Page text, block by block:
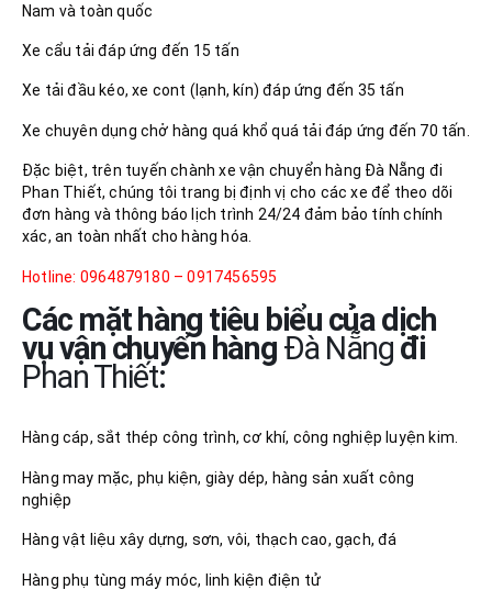
Nam và toàn quốc
Xe cẩu tải đáp ứng đến 15 tấn
Xe tải đầu kéo, xe cont (lạnh, kín) đáp ứng đến 35 tấn
Xe chuyên dụng chở hàng quá khổ quá tải đáp ứng đến 70 tấn.
Đặc biệt, trên tuyến chành xe vận chuyển hàng Đà Nẵng đi
Phan Thiết, chúng tôi trang bị định vị cho các xe để theo dõi
đơn hàng và thông báo lịch trình 24/24 đảm bảo tính chính
xác, an toàn nhất cho hàng hóa.
Hotline: 0964879180 – 0917456595
Các mặt hàng tiêu biểu của dịch
vụ vận chuyển hàng Đà Nẵng đi
Phan Thiết:
Hàng cáp, sắt thép công trình, cơ khí, công nghiệp luyện kim.
Hàng may mặc, phụ kiện, giày dép, hàng sản xuất công
nghiệp
Hàng vật liệu xây dựng, sơn, vôi, thạch cao, gạch, đá
Hàng phụ tùng máy móc, linh kiện điện tử